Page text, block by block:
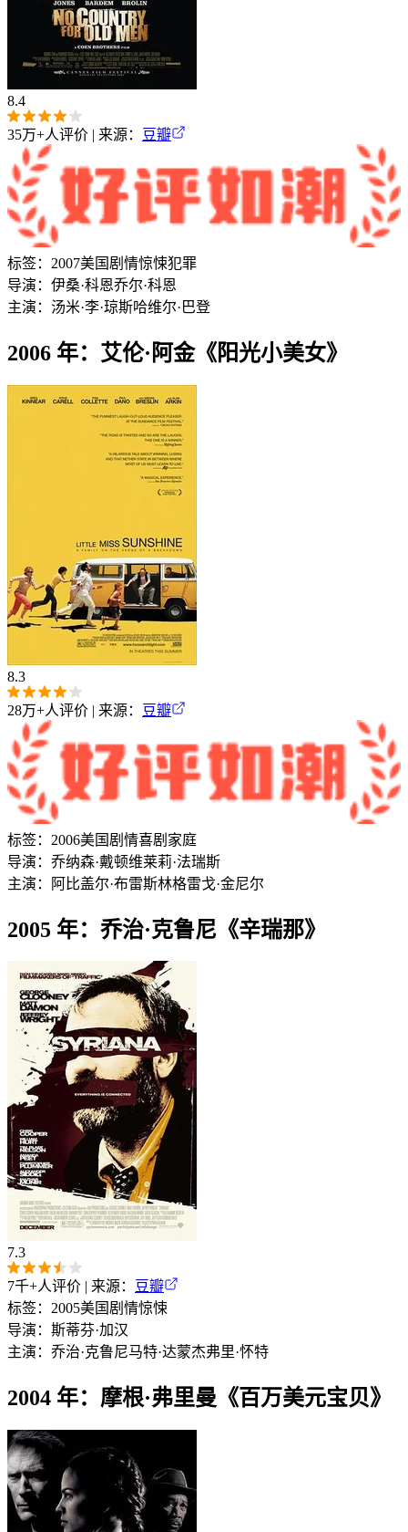
8.4
35万+人评价 | 来源： 豆瓣
标签： 2007美国 剧情惊悚犯罪
导演： 伊桑·科恩乔尔·科恩
主演： 汤米·李·琼斯哈维尔·巴登
2006 年：艾伦·阿金《阳光小美女》
8.3
28万+人评价 | 来源： 豆瓣
标签： 2006美国 剧情喜剧 家庭
导演： 乔纳森·戴顿维莱莉·法瑞斯
主演：
阿比盖尔·布雷斯林格雷戈·金尼尔
2005 年：乔治·克鲁尼《辛瑞那》
7.3
7千+人评价 | 来源：
豆瓣
标签： 2005美国剧情惊悚
导演： 斯蒂芬·加汉
主演： 乔治·克鲁尼马特·达蒙杰弗里·怀特
2004 年：摩根·弗里曼《百万美元宝贝》